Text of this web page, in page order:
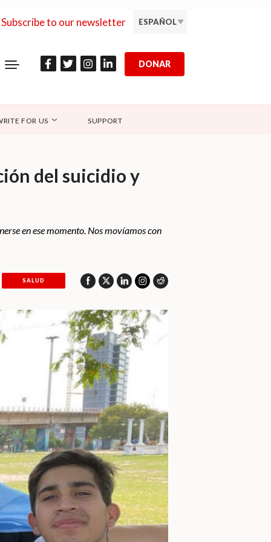
Subscribe to our newsletter ESPAÑOL
DONAR
FOR US SUPPORT
del suicidio y
en ese momento. Nos movíamos con
SALUD